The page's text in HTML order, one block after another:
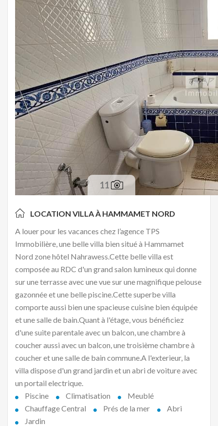
11
LOCATION VILLA À HAMMAMET NORD
A louer pour les vacances chez l’agence TPS
Immobilière, une belle villa bien situé à Hammamet
Nord zone hôtel Nahrawess.Cette belle villa est
composée au RDC d'un grand salon lumineux qui donne
sur une terrasse avec une vue sur une magnifique pelouse
gazonnée et une belle piscine.Cette superbe villa
comporte aussi bien une spacieuse cuisine bien équipée
et une salle de bain.Quant à l'étage, vous bénéficiez
d'une suite parentale avec un balcon, une chambre à
coucher aussi avec un balcon, une troisième chambre à
coucher et une salle de bain commune.A l'exterieur, la
villa dispose d'un grand jardin et un abri de voiture avec
un portail electrique.
Piscine
Climatisation
Meublé
Chauffage Central
Prés de la mer
Abri
Jardin